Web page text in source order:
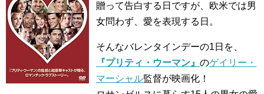
贈って告白する日ですが、欧米では男
女問わず、愛を表現する日。
そんなバレンタインデーの1日を、
『プリティ・ウーマン』 のゲイリー・
マーシャル監督が映画化！